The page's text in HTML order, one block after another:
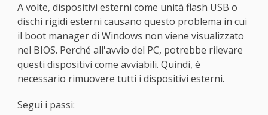
A volte, dispositivi esterni come unità flash USB o
dischi rigidi esterni causano questo problema in cui
il boot manager di Windows non viene visualizzato
nel BIOS. Perché all'avvio del PC, potrebbe rilevare
questi dispositivi come avviabili. Quindi, è
necessario rimuovere tutti i dispositivi esterni.
Segui i passi: